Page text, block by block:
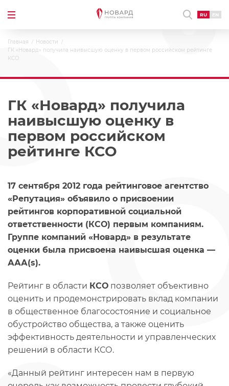
RU EN
Главная
Новости
ГК «Новард» получила наивысшую оценку в первом российском рейтинге
КСО
ГК «Новард» получила
наивысшую оценку в
первом российском
рейтинге КСО
17 сентября 2012 года рейтинговое агентство
«Репутация» объявило о присвоении
рейтингов корпоративной социальной
ответственности (КСО) первым компаниям.
Группе компаний «Новард» в результате
оценки была присвоена наивысшая оценка —
ААА(s).
Рейтинг в области КСО позволяет объективно
оценить и продемонстрировать вклад компании
в общественное благосостояние и социальное
обустройство общества, а также оценить
эффективность деятельности и управленческих
решений в области КСО.
«Данный рейтинг интересен нам в первую